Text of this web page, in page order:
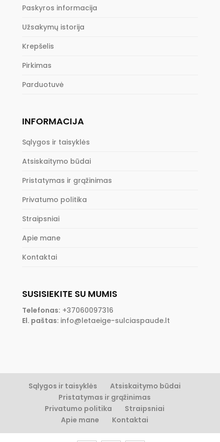
Paskyros informacija
Užsakymų istorija
Krepšelis
Pirkimas
Parduotuvė
INFORMACIJA
Sąlygos ir taisyklės
Atsiskaitymo būdai
Pristatymas ir grąžinimas
Privatumo politika
Straipsniai
Apie mane
Kontaktai
SUSISIEKITE SU MUMIS
Telefonas: +37060097316
El. paštas: info@letaeige-sulciaspaude.lt
Sąlygos ir taisyklės
Atsiskaitymo būdai
Pristatymas ir grąžinimas
Privatumo politika
Straipsniai
Apie mane
Kontaktai